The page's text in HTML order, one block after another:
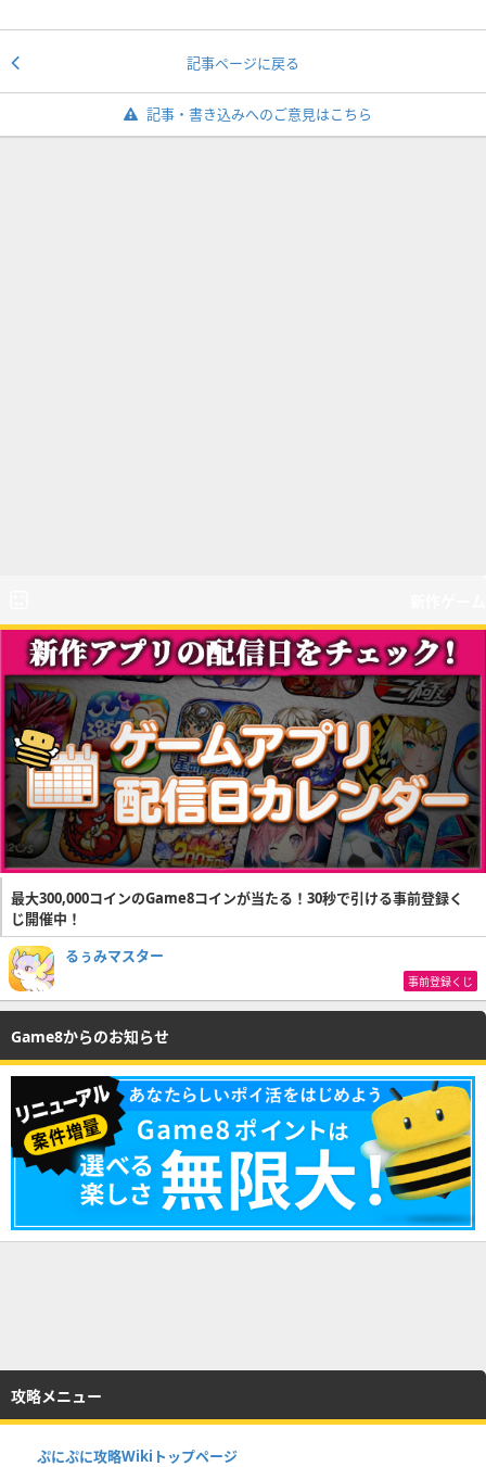
記事ページに戻る
記事・書き込みへのご意見はこちら
最大300,000コインのGame8コインが当たる！30秒で引ける事前登録く
じ開催中！
るぅみマスター
事前登録くじ
Game8からのお知らせ
攻略メニュー
ぷにぷに攻略Wikiトップページ